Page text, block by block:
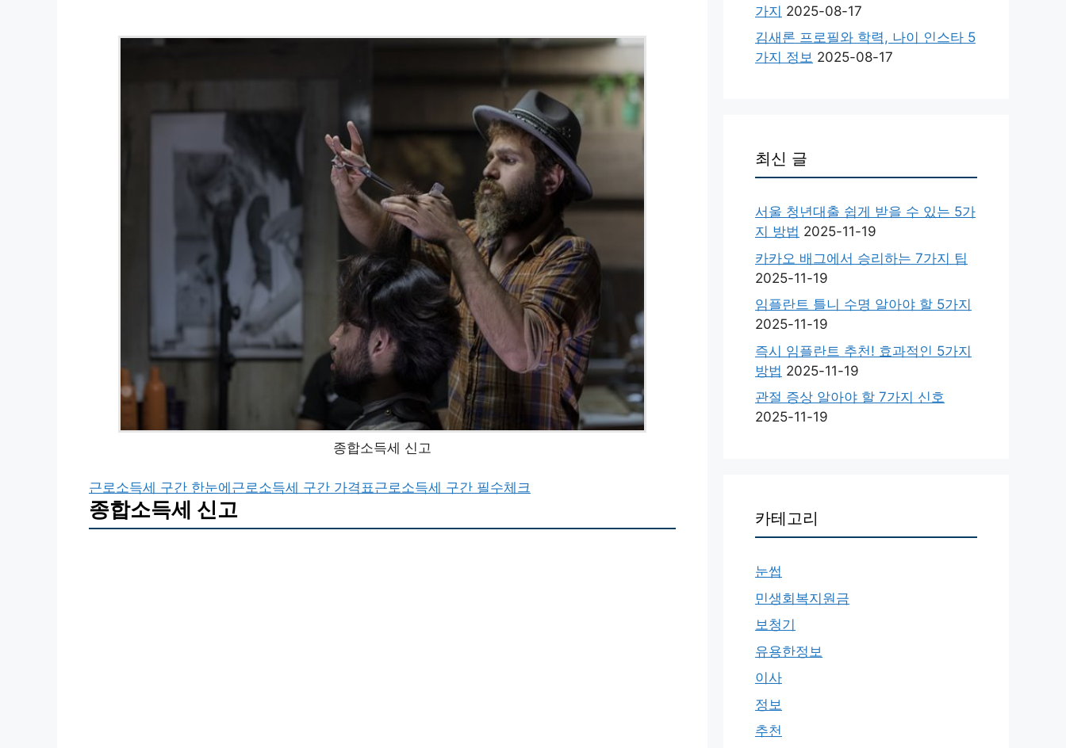
종합소득세 신고
근로소득세 구간 한눈에근로소득세 구간 가격표근로소득세 구간 필수체크
종합소득세 신고
가지 2025-08-17
김새론 프로필와 학력, 나이 인스타 5
가지 정보 2025-08-17
최신 글
서울 청년대출 쉽게 받을 수 있는 5가
지 방법 2025-11-19
카카오 배그에서 승리하는 7가지 팁
2025-11-19
임플란트 틀니 수명 알아야 할 5가지
2025-11-19
즉시 임플란트 추천! 효과적인 5가지
방법 2025-11-19
관절 증상 알아야 할 7가지 신호
2025-11-19
카테고리
눈썹
민생회복지원금
보청기
유용한정보
이사
정보
추천